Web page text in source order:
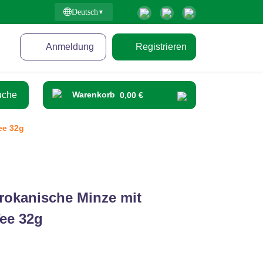
Deutsch
Registrieren
Anmeldung
Warenkorb 0,00 €
32g
Minze mit
32g